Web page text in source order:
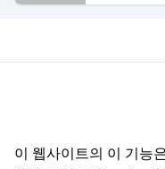
이 웹사이트의 이 기능